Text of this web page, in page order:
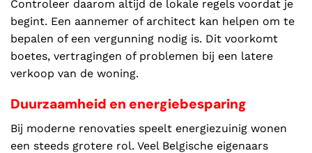
Controleer daarom altijd de lokale regels voordat je
begint. Een aannemer of architect kan helpen om te
bepalen of een vergunning nodig is. Dit voorkomt
boetes, vertragingen of problemen bij een latere
verkoop van de woning.
Duurzaamheid en energiebesparing
Bij moderne renovaties speelt energiezuinig wonen
een steeds grotere rol. Veel Belgische eigenaars